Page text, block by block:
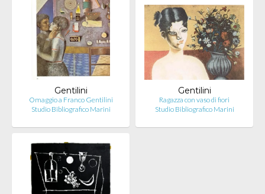
Gentilini
Omaggio a Franco Gentilini
Studio Bibliografico Marini
Gentilini
Ragazza con vaso di fiori
Studio Bibliografico Marini